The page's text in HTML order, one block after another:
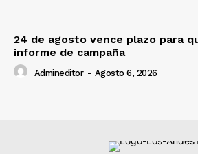
24 de agosto vence plazo para
informe de campaña
Admineditor - Agosto 6, 2026